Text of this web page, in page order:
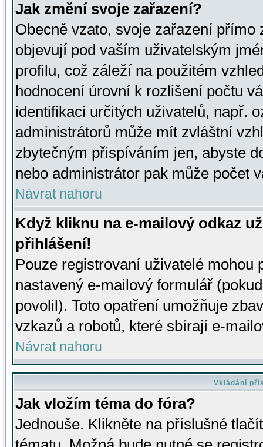
Jak změní svoje zařazení?
Obecně vzato, svoje zařazení přímo
objevují pod vaším uživatelským
profilu, což záleží na použitém
hodnocení úrovní k rozlišení počtu
identifikaci určitých uživatelů, např.
administrátorů může mít zvláštní
zbytečným přispíváním jen, abyste
nebo administrátor pak může počet
Návrat nahoru
Když kliknu na e-mailový odkaz
přihlášení!
Pouze registrovaní uživatelé mohou
nastavený e-mailový formulář
povolil). Toto opatření umožňuje
vzkazů a robotů, které sbírají e-
Návrat nahoru
Vkládání
Jak vložím téma do fóra?
Jednouše. Klikněte na příslušné